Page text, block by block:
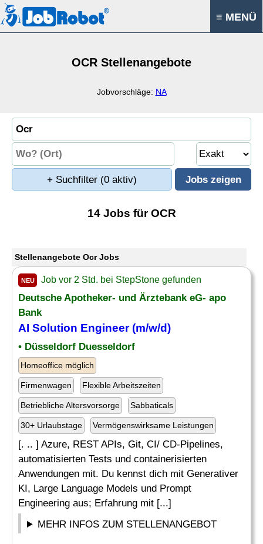
≡ MENÜ
OCR Stellenangebote
Jobvorschläge: NA
+ Suchfilter (0 aktiv)
14 Jobs für OCR
Stellenangebote Ocr Jobs
NEU Job vor 2 Std. bei StepStone gefunden
Deutsche Apotheker- und Ärztebank eG- apo
Bank
AI Solution Engineer (m/w/d)
• Düsseldorf Duesseldorf
Homeoffice möglich
Firmenwagen Flexible Arbeitszeiten
Betriebliche Altersvorsorge Sabbaticals
30+ Urlaubstage Vermögenswirksame Leistungen
[. .. ] Azure, REST APIs, Git, CI/ CD-Pipelines,
automatisierten Tests und containerisierten
Anwendungen mit. Du kennst dich mit Generativer
KI, Large Language Models und Prompt
Engineering aus; Erfahrung mit [...]
MEHR INFOS ZUM STELLENANGEBOT